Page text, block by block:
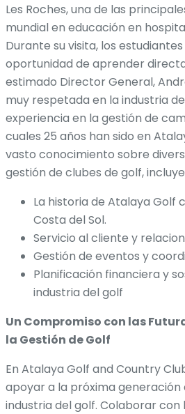
Les Roches, una de las
mundial en educación en
Durante su visita, los
oportunidad de aprender
estimado Director General,
muy respetada en la industria
experiencia en la gestión de
cuales 25 años han sido en
vasto conocimiento sobre
gestión de clubes de golf,
La historia de Atalaya Golf
Costa del Sol.
Servicio al cliente y
Gestión de eventos y
Planificación financiera y
industria del golf
Un Compromiso con las
la Gestión de Golf
En Atalaya Golf and Country
apoyar a la próxima generación
industria del golf. Colaborar con